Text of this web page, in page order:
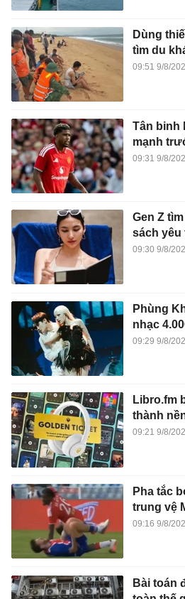
Dùng
tìm du
09:51 9/8/
Tân binh
mạnh
09:31 9/8/
Gen Z
sách yêu
09:30 9/8/
Phùng
nhạc
09:29 9/8/
Libro.fm
thành
09:21 9/8/
Pha tắc
trung vệ
09:16 9/8/
Bài toán